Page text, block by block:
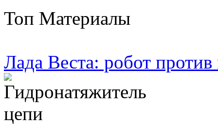
Топ Материалы
Лада Веста: робот